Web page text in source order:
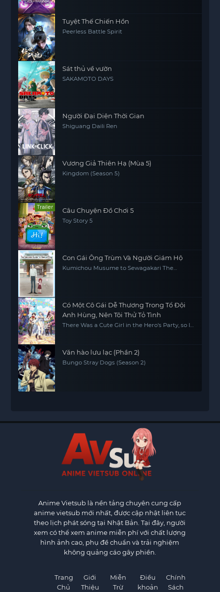
Tuyệt Thế Chiến Hồn
Peerless Battle Spirit
Sát thủ về vườn
SAKAMOTO DAYS
Người Đại Diện Thời Gian
Shiguang Daili Ren
Vương Giả Thiên Hạ (Mùa 5)
Kingdom (Season 5)
Trailer Câu Chuyện Đồ Chơi 5
Toy Story 5
Con Gái Ông Trùm Và Người Giám Hộ
Kumichou Musume to Sewagakari The
Có Một Cô Gái Dễ Thương Trong Tổ Đội
Anh Hùng, Nên Tôi Thử Tỏ Tình
There Was a Cute Girl in the Hero's Party, so I
Văn hào lưu lạc (Phần 2)
Bungo Stray Dogs (Season 2)
Anime Vietsub là nền tảng chuyên cung cấp
anime vietsub mới nhất, được cập nhật liên tục
theo lịch phát sóng tại Nhật Bản. Tại đây, người
xem có thể xem anime miễn phí với chất lượng
hình ảnh cao, phụ đề chuẩn và trải nghiệm
không quảng cáo gây phiền.
Trang
Chủ
Giới
Thiệu
Miễn
Trừ
Điều
khoản
Chính
Sách